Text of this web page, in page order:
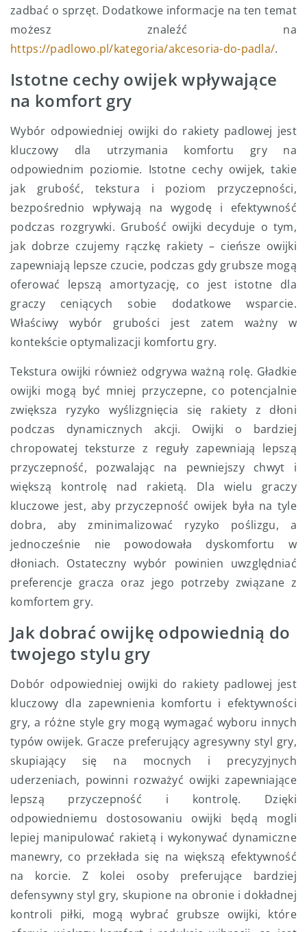
zadbać o sprzęt. Dodatkowe informacje na ten temat
możesz znaleźć na
https://padlowo.pl/kategoria/akcesoria-do-padla/.
Istotne cechy owijek wpływające
na komfort gry
Wybór odpowiedniej owijki do rakiety padlowej jest
kluczowy dla utrzymania komfortu gry na
odpowiednim poziomie. Istotne cechy owijek, takie
jak grubość, tekstura i poziom przyczepności,
bezpośrednio wpływają na wygodę i efektywność
podczas rozgrywki. Grubość owijki decyduje o tym,
jak dobrze czujemy rączkę rakiety – cieńsze owijki
zapewniają lepsze czucie, podczas gdy grubsze mogą
oferować lepszą amortyzację, co jest istotne dla
graczy ceniących sobie dodatkowe wsparcie.
Właściwy wybór grubości jest zatem ważny w
kontekście optymalizacji komfortu gry.
Tekstura owijki również odgrywa ważną rolę. Gładkie
owijki mogą być mniej przyczepne, co potencjalnie
zwiększa ryzyko wyślizgnięcia się rakiety z dłoni
podczas dynamicznych akcji. Owijki o bardziej
chropowatej teksturze z reguły zapewniają lepszą
przyczepność, pozwalając na pewniejszy chwyt i
większą kontrolę nad rakietą. Dla wielu graczy
kluczowe jest, aby przyczepność owijek była na tyle
dobra, aby zminimalizować ryzyko poślizgu, a
jednocześnie nie powodowała dyskomfortu w
dłoniach. Ostateczny wybór powinien uwzględniać
preferencje gracza oraz jego potrzeby związane z
komfortem gry.
Jak dobrać owijkę odpowiednią do
twojego stylu gry
Dobór odpowiedniej owijki do rakiety padlowej jest
kluczowy dla zapewnienia komfortu i efektywności
gry, a różne style gry mogą wymagać wyboru innych
typów owijek. Gracze preferujący agresywny styl gry,
skupiający się na mocnych i precyzyjnych
uderzeniach, powinni rozważyć owijki zapewniające
lepszą przyczepność i kontrolę. Dzięki
odpowiedniemu dostosowaniu owijki będą mogli
lepiej manipulować rakietą i wykonywać dynamiczne
manewry, co przekłada się na większą efektywność
na korcie. Z kolei osoby preferujące bardziej
defensywny styl gry, skupione na obronie i dokładnej
kontroli piłki, mogą wybrać grubsze owijki, które